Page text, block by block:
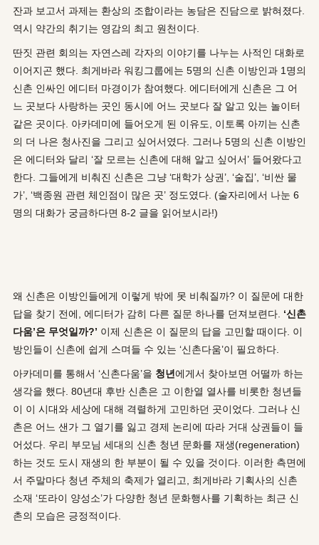
잔과 보고서 과제는 환상의 조합이라는 농담은 진담으로 밝혀졌다.
역시 약간의 취기는 영감의 최고 원천이다.
딴짓 관련 회의는 자연스레 각자의 이야기를 나누는 사적인 대화로
이어지곤 했다. 최게바라 워킹그룹에는 5명의 신촌 이방인과 1명의
신촌 인싸인 에디터 마경이가 참여했다. 에디터에게 신촌은 그 어
느 곳보다 사랑하는 곳인 동시에 어느 곳보다 잘 알고 있는 놀이터
같은 곳이다. 아카데미에 들어오게 된 이유도, 이토록 아끼는 신촌
의 더 나은 청사진을 그리고 싶어서였다. 그러나 5명의 신촌 이방인
은 에디터와 달리 ‘잘 모르는 신촌에 대해 알고 싶어서’ 들어왔다고
한다. 그들에게 비춰진 신촌은 그냥 ‘대학가 상권’, ‘술집’, ‘비싼 물
가’, ‘백종원 관련 체인점이 많은 곳’ 정도였다. (술자리에서 나눈 6
명의 대화가 궁금하다면 8-2 글을 읽어보시라!)
왜 신촌은 이방인들에게 이렇게 밖에 못 비춰질까? 이 질문에 대한
답을 찾기 전에, 에디터가 감히 다른 질문 하나를 던져보련다. ‘신촌
다움’은 무엇일까?’ 이제 신촌은 이 질문의 답을 고민할 때이다. 이
방인들이 신촌에 쉽게 스며들 수 있는 ‘신촌다움’이 필요하다.
아카데미를 통해서 ‘신촌다움’을 청년에게서 찾아보면 어떨까 하는
생각을 했다. 80년대 후반 신촌은 고 이한열 열사를 비롯한 청년들
이 이 시대와 세상에 대해 격렬하게 고민하던 곳이었다. 그러나 신
촌은 어느 샌가 그 열기를 잃고 경제 논리에 따라 거대 상권들이 들
어섰다. 우리 부모님 세대의 신촌 청년 문화를 재생(regeneration)
하는 것도 도시 재생의 한 부분이 될 수 있을 것이다. 이러한 측면에
서 주말마다 청년 주체의 축제가 열리고, 최게바라 기획사의 신촌
소재 ‘또라이 양성소’가 다양한 청년 문화행사를 기획하는 최근 신
촌의 모습은 긍정적이다.